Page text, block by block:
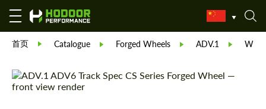
首页 Catalogue Forged Wheels ADV.1